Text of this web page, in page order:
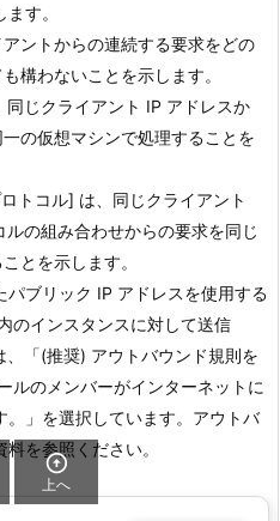
す。
ントからの連続する要求をどの
構わないことを示します。
じクライアント IP アドレスか
の仮想マシンで処理することを
トコル] は、同じクライアント
の組み合わせからの要求を同じ
とを示します。
パブリック IP アドレスを使用する
のインスタンスに対して送信
、「(推奨) アウトバウンド規則を
ルのメンバーがインターネットに
」を選択しています。アウトバ
を参照ください。

上へ